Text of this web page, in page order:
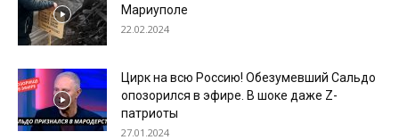
Мариуполе
22.02.2024
Цирк на всю Россию! Обезумевший Сальдо
опозорился в эфире. В шоке даже Z-
патриоты
27.01.2024